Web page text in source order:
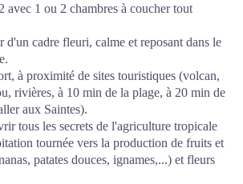
avec 1 ou 2 chambres à coucher tout
d'un cadre fleuri, calme et reposant dans le
à proximité de sites touristiques (volcan,
rivières, à 10 min de la plage, à 20 min de
aux Saintes).
tous les secrets de l'agriculture tropicale
tournée vers la production de fruits et
patates douces, ignames,...) et fleurs